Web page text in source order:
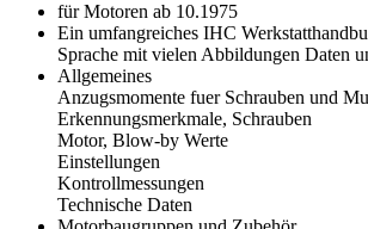
für Motoren ab 10.1975
Ein umfangreiches IHC
Sprache mit vielen Abbildungen Daten
Allgemeines
Anzugsmomente fuer Schrauben und
Erkennungsmerkmale, Schrauben
Motor, Blow-by Werte
Einstellungen
Kontrollmessungen
Technische Daten